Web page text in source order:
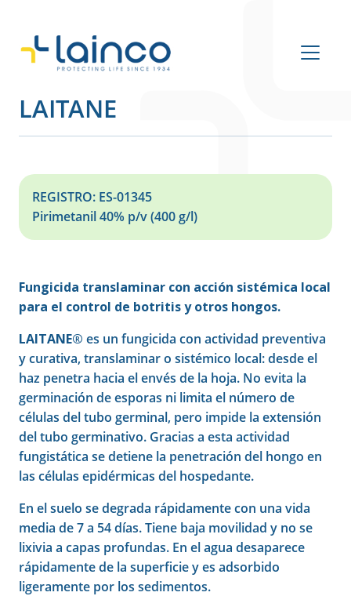
Navegación principal
LAITANE
REGISTRO: ES-01345
Pirimetanil 40% p/v (400 g/l)
Fungicida translaminar con acción sistémica local
para el control de botritis y otros hongos.
LAITANE® es un fungicida con actividad preventiva
y curativa, translaminar o sistémico local: desde el
haz penetra hacia el envés de la hoja. No evita la
germinación de esporas ni limita el número de
células del tubo germinal, pero impide la extensión
del tubo germinativo. Gracias a esta actividad
fungistática se detiene la penetración del hongo en
las células epidérmicas del hospedante.
En el suelo se degrada rápidamente con una vida
media de 7 a 54 días. Tiene baja movilidad y no se
lixivia a capas profundas. En el agua desaparece
rápidamente de la superficie y es adsorbido
ligeramente por los sedimentos.